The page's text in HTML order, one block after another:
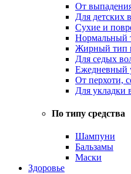
От
Для детских
Сухие и
Нормальный
Жирный тип
Для седых
Ежедневный
От перхоти,
Для укладки
По типу средства
Шампуни
Бальзамы
Маски
Здоровье